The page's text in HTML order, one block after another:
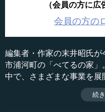
（会員の方に広
会員の方の
編集者・作家の末井昭氏
市浦河町の「べてるの家
中で、さまざまな事業を
しいケースなのだが、そ
り、非常に感動したと末
続